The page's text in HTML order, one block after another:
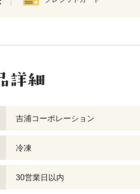
吉浦コーポレーション
冷凍
30営業日以内